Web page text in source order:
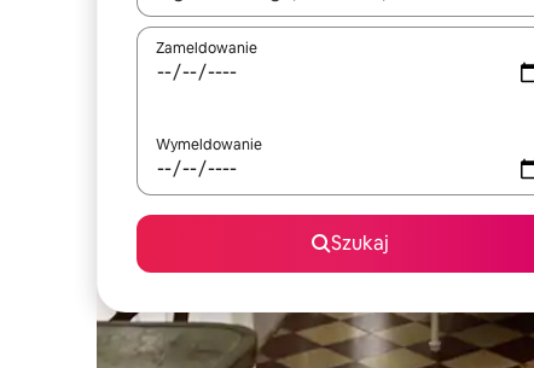
Zameldowanie
Wymeldowanie
Szukaj